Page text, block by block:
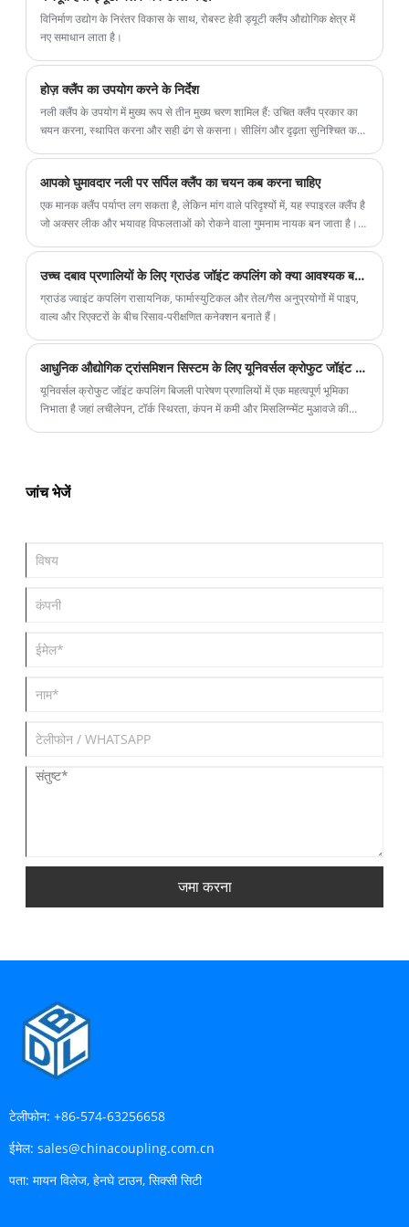
विनिर्माण उद्योग के निरंतर विकास के साथ, रोबस्ट हेवी ड्यूटी क्लैंप औद्योगिक क्षेत्र में
नए समाधान लाता है।
होज़ क्लैंप का उपयोग करने के निर्देश
नली क्लैंप के उपयोग में मुख्य रूप से तीन मुख्य चरण शामिल हैं: उचित क्लैंप प्रकार का
चयन करना, स्थापित करना और सही ढंग से कसना। सीलिंग और दृढ़ता सुनिश्चित करने
आपको घुमावदार नली पर सर्पिल क्लैंप का चयन कब करना चाहिए
एक मानक क्लैंप पर्याप्त लग सकता है, लेकिन मांग वाले परिदृश्यों में, यह स्पाइरल क्लैंप है
जो अक्सर लीक और भयावह विफलताओं को रोकने वाला गुमनाम नायक बन जाता है।
उच्च दबाव प्रणालियों के लिए ग्राउंड जॉइंट कपलिंग को क्या आवश्यक बनाता है?
ग्राउंड ज्वाइंट कपलिंग रासायनिक, फार्मास्युटिकल और तेल/गैस अनुप्रयोगों में पाइप,
वाल्व और रिएक्टरों के बीच रिसाव-परीक्षणित कनेक्शन बनाते हैं।
आधुनिक औद्योगिक ट्रांसमिशन सिस्टम के लिए यूनिवर्सल क्रोफुट जॉइंट कपलिंग क्यों आवश्यक है?
यूनिवर्सल क्रोफुट जॉइंट कपलिंग बिजली पारेषण प्रणालियों में एक महत्वपूर्ण भूमिका
निभाता है जहां लचीलेपन, टॉर्क स्थिरता, कंपन में कमी और मिसलिग्न्मेंट मुआवजे की
जांच भेजें
जमा करना
टेलीफोन: +86-574-63256658
ईमेल: sales@chinacoupling.com.cn
पता: मायन विलेज, हेनघे टाउन, सिक्सी सिटी